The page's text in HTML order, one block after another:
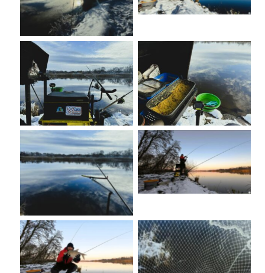
No Caption No Caption
No Caption
No Caption
No Caption